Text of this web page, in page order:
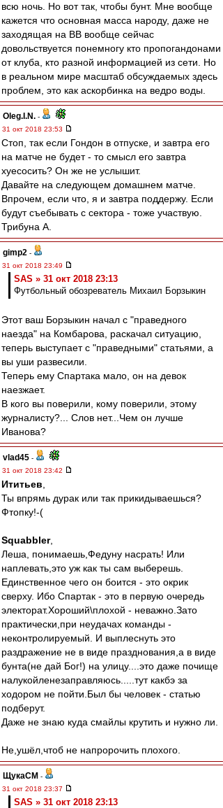
всю ночь. Но вот так, чтобы бунт. Мне вообще
кажется что основная масса народу, даже не
заходящая на ВВ вообще сейчас
довольствуется понемногу кто пропогандонами
от клуба, кто разной информацией из сети. Но
в реальном мире масштаб обсуждаемых здесь
проблем, это как аскорбинка на ведро воды.
Oleg.I.N. -
31 окт 2018 23:53
Стоп, так если Гондон в отпуске, и завтра его
на матче не будет - то смысл его завтра
хуесосить? Он же не услышит.
Давайте на следующем домашнем матче.
Впрочем, если что, я и завтра поддержу. Если
будут съебывать с сектора - тоже участвую.
Трибуна А.
gimp2 -
31 окт 2018 23:49
SAS » 31 окт 2018 23:13
Футбольный обозреватель Михаил Борзыкин
Этот ваш Борзыкин начал с "праведного
наезда" на Комбарова, раскачал ситуацию,
теперь выступает с "праведными" статьями, а
вы уши развесили.
Теперь ему Спартака мало, он на девок
наезжает.
В кого вы поверили, кому поверили, этому
журналисту?... Слов нет...Чем он лучше
Иванова?
vlad45 -
31 окт 2018 23:42
Ититьев
Ты впрямь дурак или так прикидываешься?
Фтопку!-(
Squabbler,
Леша, понимаешь,Федуну насрать! Или
наплевать,это уж как ты сам выберешь.
Единственное чего он боится - это окрик
сверху. Ибо Спартак - это в первую очередь
электорат.Хороший\плохой - неважно.Зато
практически,при неудачах команды -
неконтролируемый. И выплеснуть это
раздражение не в виде празднования,а в виде
бунта(не дай Бог!) на улицу....это даже почище
налукойленезаправляюсь.....тут какбэ за
ходором не пойти.Был бы человек - статью
подберут.
Даже не знаю куда смайлы крутить и нужно ли.
Не,ушёл,чтоб не напророчить плохого.
ЩукаСМ -
31 окт 2018 23:37
SAS » 31 окт 2018 23:13